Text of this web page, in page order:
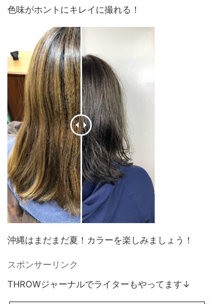
色味がホントにキレイに撮れる！
沖縄はまだまだ夏！カラーを楽しみましょう！
スポンサーリンク
THROWジャーナルでライターもやってます↓